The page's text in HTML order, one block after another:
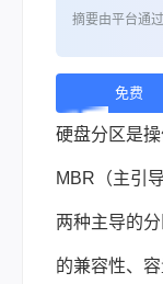
摘要由平台通
免费
下
载 |
硬盘分区是
MBR（主引
两种主导的
的兼容性、